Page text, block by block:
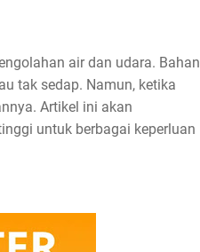
air dan udara. Bahan
tak sedap. Namun, ketika
Artikel ini akan
untuk berbagai keperluan